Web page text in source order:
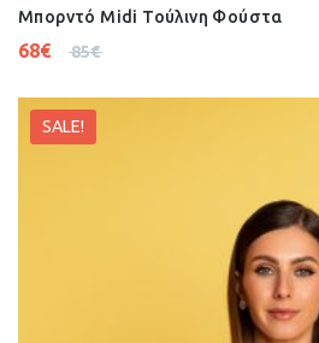
Μπορντό Midi Τούλινη Φούστα
85€
68€
SALE!